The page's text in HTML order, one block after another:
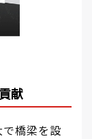
献
橋梁を設